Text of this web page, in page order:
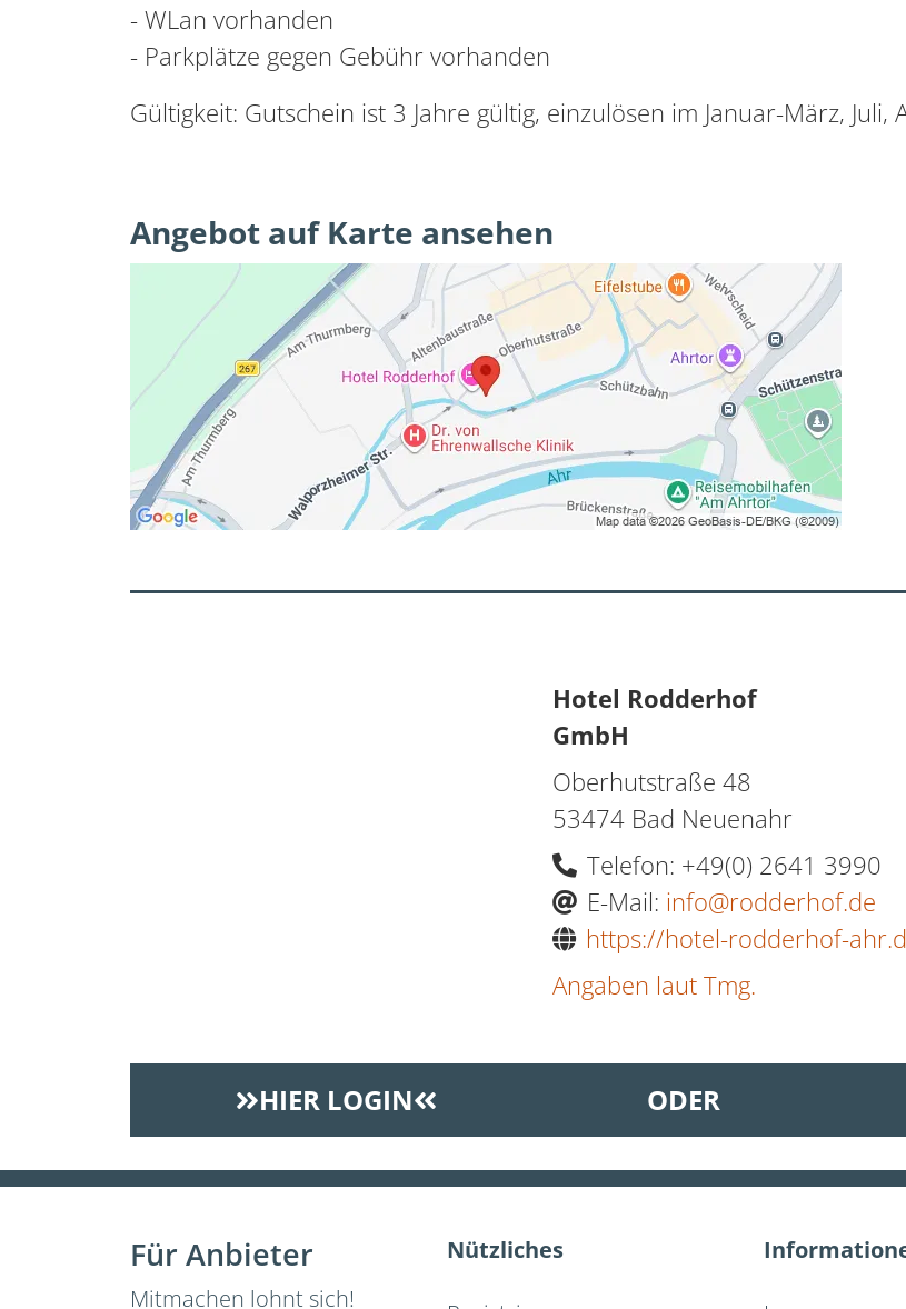
- WLan vorhanden
- Parkplätze gegen Gebühr vorhanden
Gültigkeit: Gutschein ist 3 Jahre gültig, einzulösen im Januar-März,
Angebot auf Karte ansehen
Hotel Rodderhof
GmbH
Oberhutstraße 48
53474 Bad Neuenahr
Telefon: +49(0) 2641 3990
E-Mail: info@rodderhof.de
https://hotel-rodderhof-
Angaben laut Tmg.
HIER LOGIN ODER
Für Anbieter
Mitmachen lohnt sich!
Nützliches